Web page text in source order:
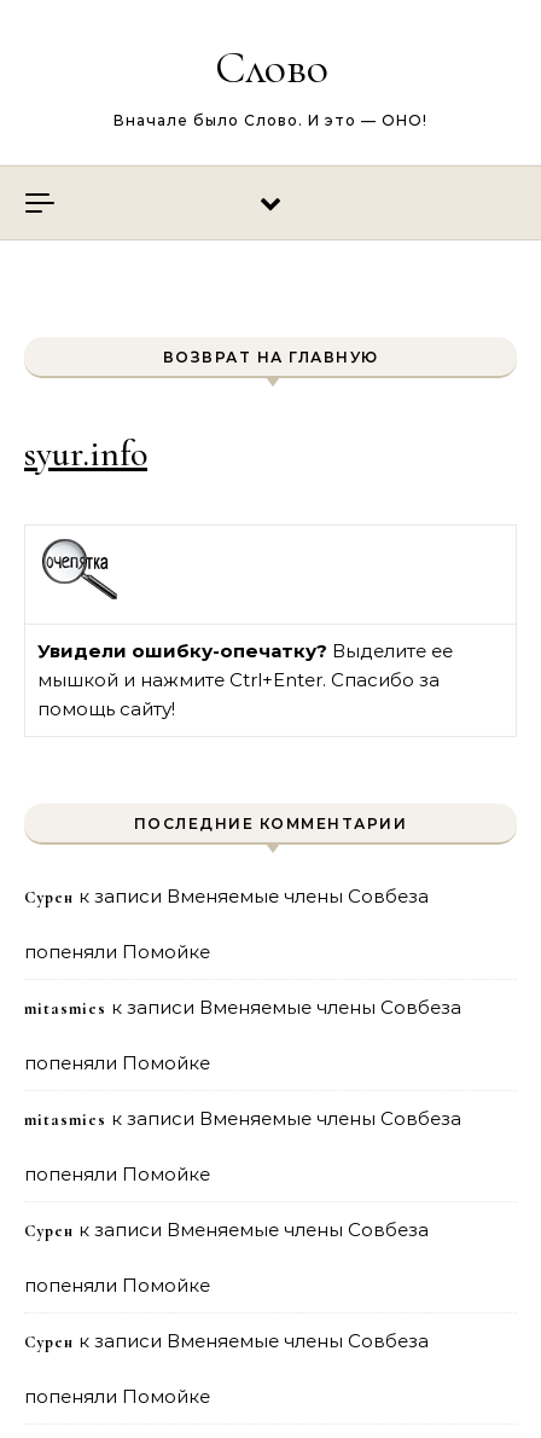
Слово
Вначале было Слово. И это — ОНО!
ВОЗВРАТ НА ГЛАВНУЮ
syur.info
Увидели ошибку-опечатку? Выделите ее
мышкой и нажмите Ctrl+Enter. Спасибо за
помощь сайту!
ПОСЛЕДНИЕ КОММЕНТАРИИ
Сурен к записи Вменяемые члены Совбеза
попеняли Помойке
mitasmies к записи Вменяемые члены Совбеза
попеняли Помойке
mitasmies к записи Вменяемые члены Совбеза
попеняли Помойке
Сурен к записи Вменяемые члены Совбеза
попеняли Помойке
Сурен к записи Вменяемые члены Совбеза
попеняли Помойке